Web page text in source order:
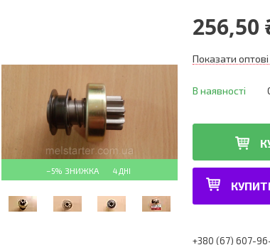
–5% 4 ДНІ
256,50
Показати оптові
В наявності
+380 (67) 607-